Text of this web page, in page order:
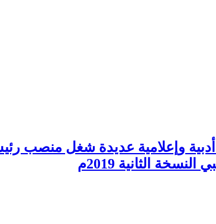
أدبية وإعلامية عديدة شغل منصب
الثانية 2019م